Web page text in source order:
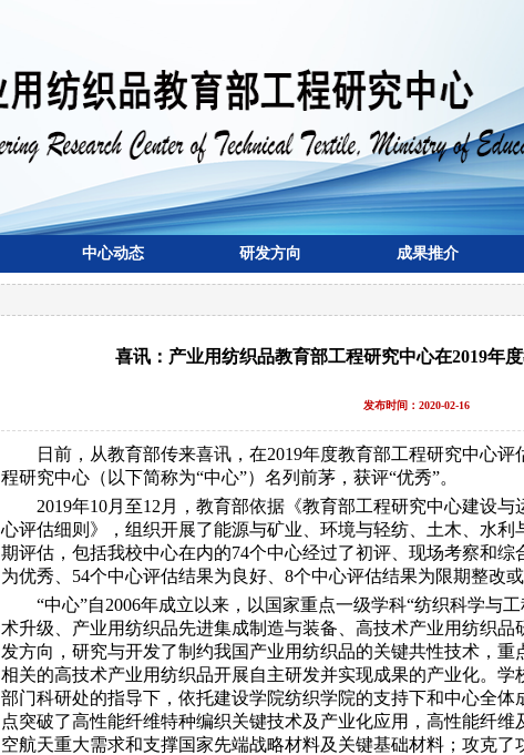
中心动态 研发方向 成果推介
喜讯：产业用纺织品教育部工程研究中心在2019年
发布时间：2020-02-16
日前，从教育部传来喜讯，在2019年度教育部工程研究中心评
程研究中心（以下简称为“中心”）名列前茅，获评“优秀”。
2019年10月至12 月，教育部依据《教育部工程研究中心建设
心评估细则》，组织开展了能源与矿业、环境与轻纺、土木、水
期评估，包括我校中心在内的74个中心经过了初评、现场考察和综
为优秀、 54个中心评估结果为良好、 8个中心评估结果为限期整改
“中心”自2006年成立以来，以国家重点一级学科“纺织科学与工
术升级、产业用纺织品先进集成制造与装备、高技术产业用纺织
发方向，研究与开发了制约我国产业用纺织品的关键共性技术，
相关的高技术产业用纺织品开展自主研发并实现成果的产业化。
部门科研处的指导下，依托建设学院纺织学院的支持下和中心全体
点突破了高性能纤维特种编织关键技术及产业化应用，高性能纤
空航天重大需求和支撑国家先端战略材料及关键基础材料；攻克